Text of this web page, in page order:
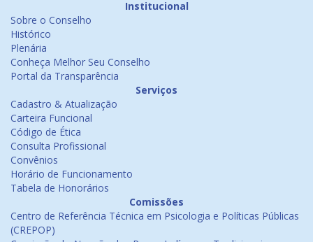
Institucional
Sobre o Conselho
Histórico
Plenária
Conheça Melhor Seu Conselho
Portal da Transparência
Serviços
Cadastro & Atualização
Carteira Funcional
Código de Ética
Consulta Profissional
Convênios
Horário de Funcionamento
Tabela de Honorários
Comissões
Centro de Referência Técnica em Psicologia e Políticas Públicas
(CREPOP)